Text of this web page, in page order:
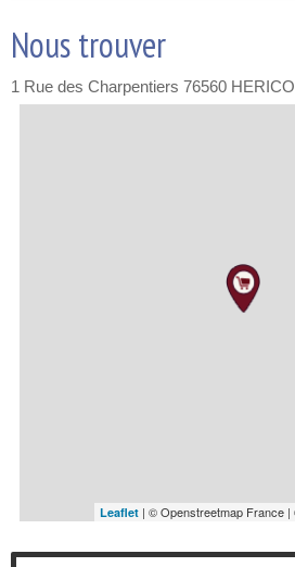
Nous trouver
1 Rue des Charpentiers 76560
Leaflet | © Openstreetmap France